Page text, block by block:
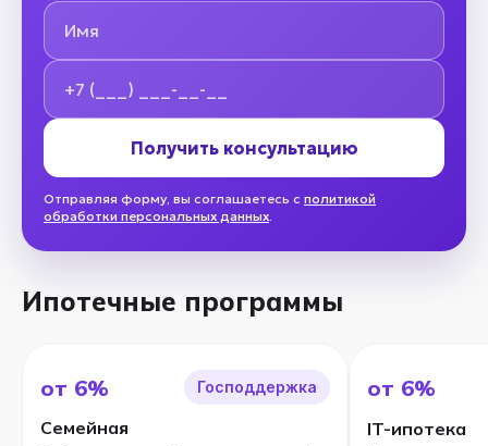
Имя
Номер телефона
Получить консультацию
Отправляя форму, вы соглашаетесь с политикой
обработки персональных данных.
Ипотечные программы
от 6% Господдержка
Семейная
от 6%
IT-ипотека